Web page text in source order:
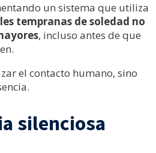
un sistema que utiliza
tempranas de soledad no
, incluso antes de que
el contacto humano, sino
silenciosa